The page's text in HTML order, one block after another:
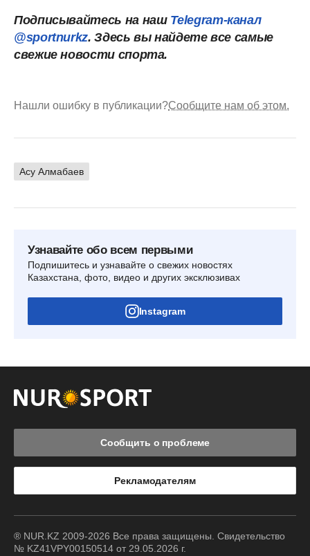
Подписывайтесь на наш Telegram-канал
@sportnurkz. Здесь вы найдете все самые
свежие новости спорта.
Нашли ошибку в публикации?Сообщите нам об этом.
Асу Алмабаев
Узнавайте обо всем первыми
Подпишитесь и узнавайте о свежих новостях
Казахстана, фото, видео и других эксклюзивах
Instagram
Сообщить о проблеме
Рекламодателям
® NUR.KZ 2009-2026 Все права защищены. Свидетельство
№ KZ41VPY00150514 от 29.05.2026 г.